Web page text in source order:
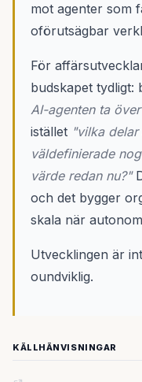
mot agenter som
oförutsägbar
För
budskapet tydligt:
AI-agenten ta
istället "vilka
väldefinierade
värde redan nu?"
och det bygger
skala när
Utvecklingen är
oundviklig.
KÄLLHÄNVISNINGAR